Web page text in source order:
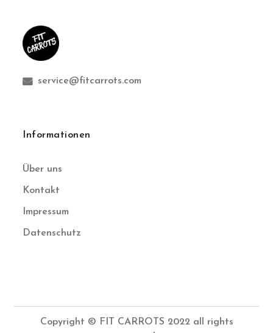
service@fitcarrots.com
Informationen
Über uns
Kontakt
Impressum
Datenschutz
Copyright © FIT CARROTS 2022 all rights